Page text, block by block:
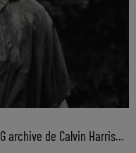
archive de Calvin Harris...